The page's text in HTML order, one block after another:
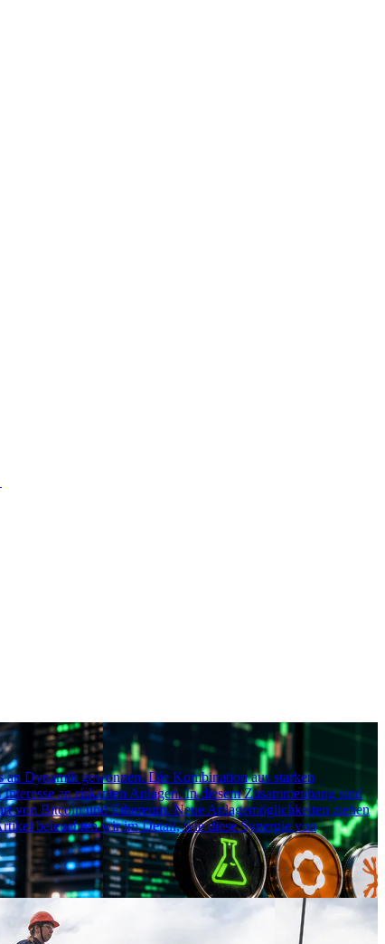
an Dynamik gewonnen. Die Kombination aus starken
an riskanten Anlagen. In diesem Zusammenhang sind
von Bitcoin und Ethereum. Neue Anlagemöglichkeiten ziehen
beleuchten wir im Detail, wie diese Synergie von